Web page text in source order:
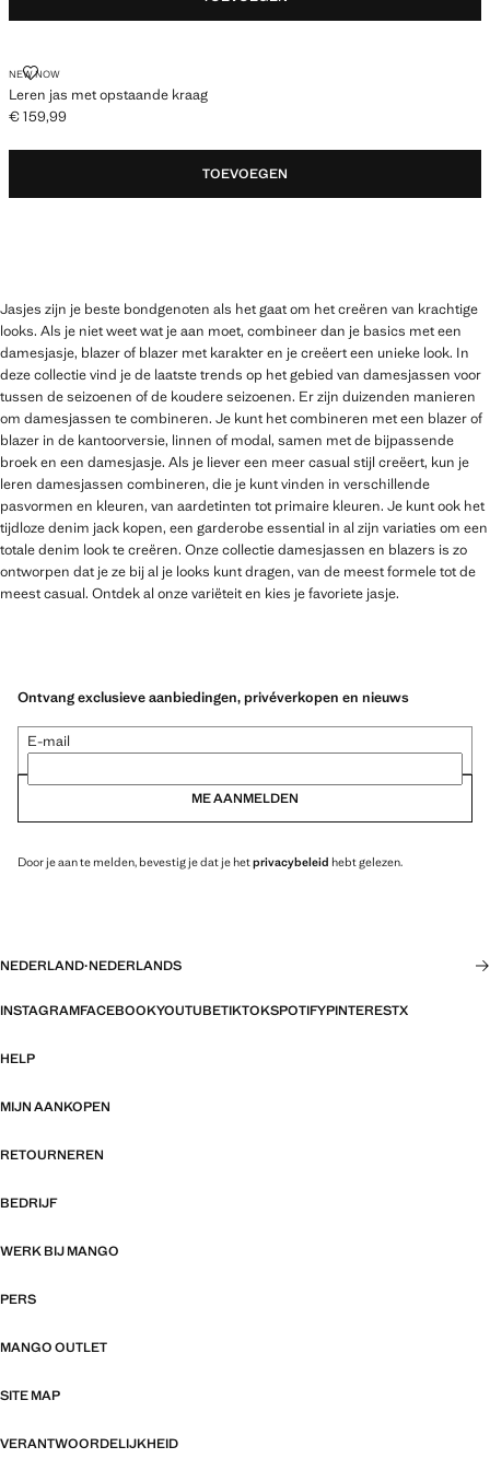
NEW NOW
Leren jas met opstaande kraag
LEREN JAS MET OPSTAANDE KRAAG
Huidige prijs [€ 159,99 ]
€ 159,99
TOEVOEGEN
Jasjes zijn je beste bondgenoten als het gaat om het creëren van krachtige
looks. Als je niet weet wat je aan moet, combineer dan je basics met een
damesjasje, blazer of blazer met karakter en je creëert een unieke look. In
deze collectie vind je de laatste trends op het gebied van damesjassen voor
tussen de seizoenen of de koudere seizoenen. Er zijn duizenden manieren
om damesjassen te combineren. Je kunt het combineren met een blazer of
blazer in de kantoorversie, linnen of modal, samen met de bijpassende
broek en een damesjasje. Als je liever een meer casual stijl creëert, kun je
leren damesjassen combineren, die je kunt vinden in verschillende
pasvormen en kleuren, van aardetinten tot primaire kleuren. Je kunt ook het
tijdloze denim jack kopen, een garderobe essential in al zijn variaties om een
totale denim look te creëren. Onze collectie damesjassen en blazers is zo
ontworpen dat je ze bij al je looks kunt dragen, van de meest formele tot de
meest casual. Ontdek al onze variëteit en kies je favoriete jasje.
Ontvang exclusieve aanbiedingen, privéverkopen en nieuws
E-mail
ME AANMELDEN
Door je aan te melden, bevestig je dat je hetprivacybeleid hebt gelezen.
NEDERLAND·NEDERLANDS
INSTAGRAMFACEBOOKYOUTUBETIKTOKSPOTIFYPINTERESTX
HELP
MIJN AANKOPEN
RETOURNEREN
BEDRIJF
WERK BIJ MANGO
PERS
MANGO OUTLET
SITE MAP
VERANTWOORDELIJKHEID